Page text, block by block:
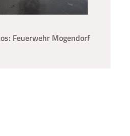
Feuerwehr Mogendorf